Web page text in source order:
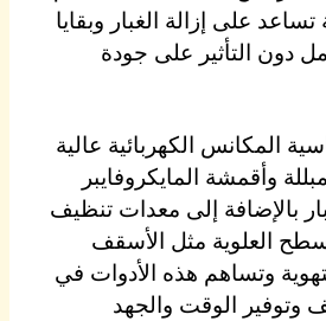
على إزالة الغبار وبقايا
دون التأثير على جودة
المكانس الكهربائية عالية
وأقمشة المايكروفايبر
بالإضافة إلى معدات تنظيف
العلوية مثل الأسقف
وتساهم هذه الأدوات في
وتوفير الوقت والجهد